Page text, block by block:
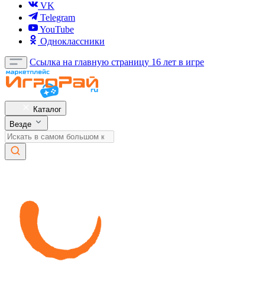
VK
Telegram
YouTube
Одноклассники
Ссылка на главную страницу 16 лет в игре
Каталог
Везде